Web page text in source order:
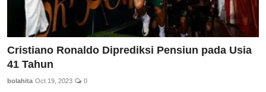
Cristiano Ronaldo Diprediksi Pensiun pada Usia
41 Tahun
bolahita Oct 19, 2023 0